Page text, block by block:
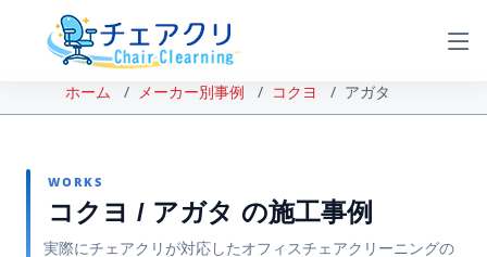
ホーム メーカー別事例 コクヨ アガタ
WORKS
コクヨ / アガタ の施工事例
実際にチェアクリが対応したオフィスチェアクリーニングの